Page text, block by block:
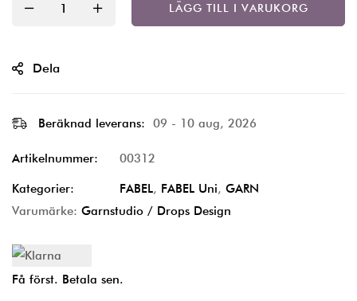
LÄGG TILL I VARUKORG
Dela
Beräknad leverans: 09 - 10 aug, 2026
Artikelnummer: 00312
Kategorier: FABEL, FABEL Uni, GARN
Varumärke: Garnstudio / Drops Design
Få först. Betala sen.